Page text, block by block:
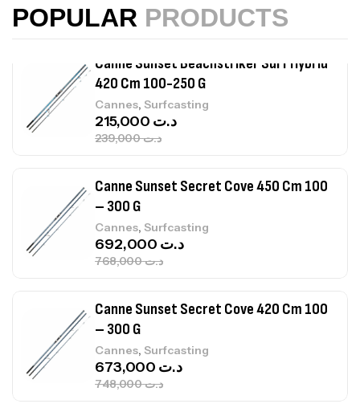
POPULAR PRODUCTS
د.ت367,000
Canne Sunset Beachstriker Surf Hybrid
420 Cm 100-250 G
Cannes, Surfcasting
د.ت239,000
د.ت
Canne Sunset Secret Cove 450 Cm 100
– 300 G
Cannes, Surfcasting
د.ت768,000
د.ت
Canne Sunset Secret Cove 420 Cm 100
– 300 G
Cannes, Surfcasting
د.ت748,000
د.ت